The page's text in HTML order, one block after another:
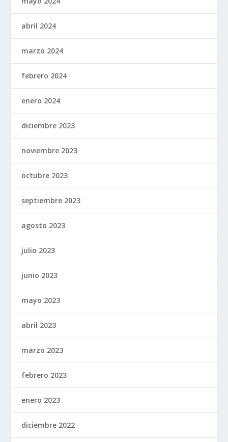
abril 2024
marzo 2024
febrero 2024
enero 2024
diciembre 2023
noviembre 2023
octubre 2023
septiembre 2023
agosto 2023
julio 2023
junio 2023
mayo 2023
abril 2023
marzo 2023
febrero 2023
enero 2023
diciembre 2022